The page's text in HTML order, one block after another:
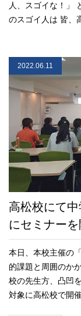
人、スゴイな！」
2022.06.11
高松校にて
にセミナーを
本日、本校主催の
的課題と周囲のか
校の先生方、凸凹
対象に高松校で開